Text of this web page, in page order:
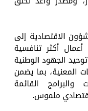
الاقتصادية إلى
أكثر تنافسية
الجهود الوطنية
المعنية، بما يضمن
القائمة
ملموس.